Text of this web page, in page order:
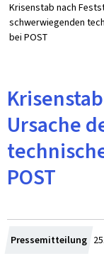
Krisenstab nach
schwerwiegenden
bei POST
Ursache
POST
Pressemitteilung